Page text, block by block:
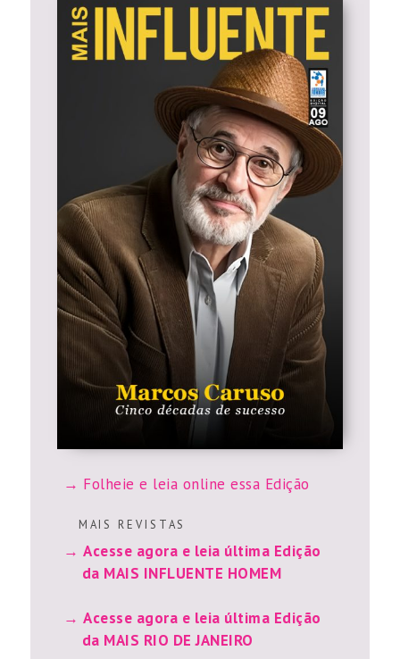
Folheie e leia online essa Edição
M A I S R E V I S T A S
Acesse agora e leia última Edição
da MAIS INFLUENTE HOMEM
Acesse agora e leia última Edição
da MAIS RIO DE JANEIRO